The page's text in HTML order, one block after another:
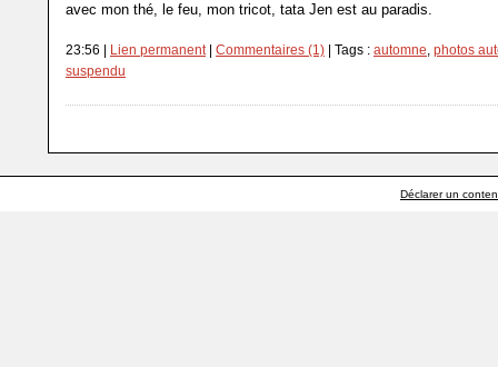
avec mon thé, le feu, mon tricot, tata Jen est au paradis.
23:56 | Lien permanent | Commentaires (1) | Tags : automne photos
suspendu
Déclarer un